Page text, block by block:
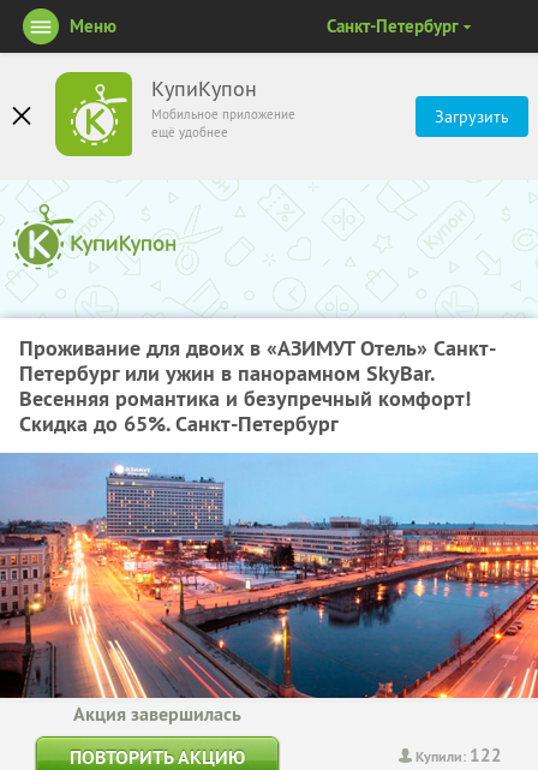
КупиКупон
Мобильное приложение
ещё удобнее
Загрузить
Меню Санкт-Петербург
Проживание для двоих в «АЗИМУТ Отель» Санкт-
Петербург или ужин в панорамном SkyBаr.
Весенняя романтика и безупречный комфорт!
Скидка до 65%. Санкт-Петербург
Купили: 122
Акция завершилась
ПОВТОРИТЬ АКЦИЮ